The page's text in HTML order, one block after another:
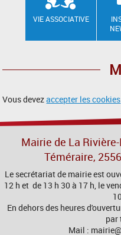
VIE ASSOCIATIVE
Vous devezaccepter les cookies
Mairie de La
Téméraire,
Le secrétariat de mairie est
12 h et de 13 h 30 à 17 h, le
En dehors des heures
par
Mail :